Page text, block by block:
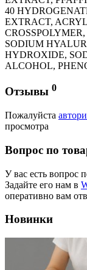
40
EXTRACT,
SODIUM
HYDROXIDE,
ALCOHOL,
Отзывы 0
Пожалуйста
просмотра
Вопрос по
У вас есть вопрос
Задайте его нам в
оперативно вам
Новинки